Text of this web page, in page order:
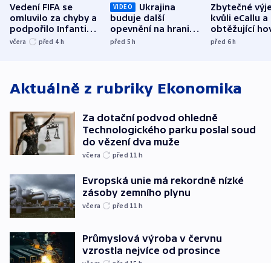
Vedení FIFA se
omluvilo za chyby a
podpořilo Infantina.
UEFA trvá na
včera před 4 h
VIDEO
Ukrajina
buduje další
opevnění na hranici
s Běloruskem
před 5h
Zbytečné
kvůli eCallu a
obtěžující
zdržují
před 6h
Aktuálně z rubriky Ekonomika
Za dotační podvod ohledně
Technologického parku poslal soud
do vězení dva muže
včera před 11 h
Evropská unie má rekordně nízké
zásoby zemního plynu
včera před 11 h
Průmyslová výroba v červnu
vzrostla nejvíce od prosince